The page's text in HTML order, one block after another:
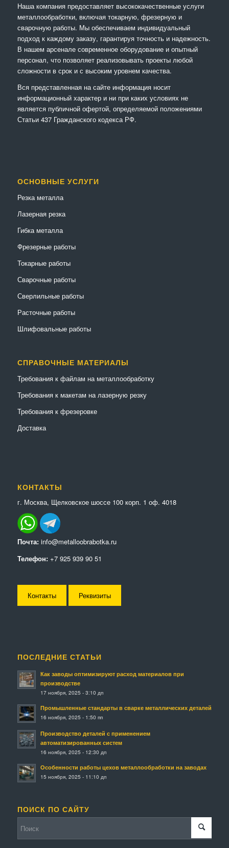
Наша компания предоставляет высококачественные услуги
металлообработки, включая токарную, фрезерную и
сварочную работы. Мы обеспечиваем индивидуальный
подход к каждому заказу, гарантируя точность и надежность.
В нашем арсенале современное оборудование и опытный
персонал, что позволяет реализовывать проекты любой
сложности в срок и с высоким уровнем качества.
Вся представленная на сайте информация носит
информационный характер и ни при каких условиях не
является публичной офертой, определяемой положениями
Статьи 437 Гражданского кодекса РФ.
ОСНОВНЫЕ УСЛУГИ
Резка металла
Лазерная резка
Гибка металла
Фрезерные работы
Токарные работы
Сварочные работы
Сверлильные работы
Расточные работы
Шлифовальные работы
СПРАВОЧНЫЕ МАТЕРИАЛЫ
Требования к файлам на металлообработку
Требования к макетам на лазерную резку
Требования к фрезеровке
Доставка
КОНТАКТЫ
г. Москва, Щелковское шоссе 100 корп. 1 оф. 4018
Почта: info@metalloobrabotka.ru
Телефон: +7 925 939 90 51
Контакты Реквизиты
ПОСЛЕДНИЕ СТАТЬИ
Как заводы оптимизируют расход материалов при
производстве
17 ноября, 2025 - 3:10 дп
Промышленные стандарты в сварке металлических деталей
16 ноября, 2025 - 1:50 пп
Производство деталей с применением
автоматизированных систем
16 ноября, 2025 - 12:30 дп
Особенности работы цехов металлообработки на заводах
15 ноября, 2025 - 11:10 дп
ПОИСК ПО САЙТУ